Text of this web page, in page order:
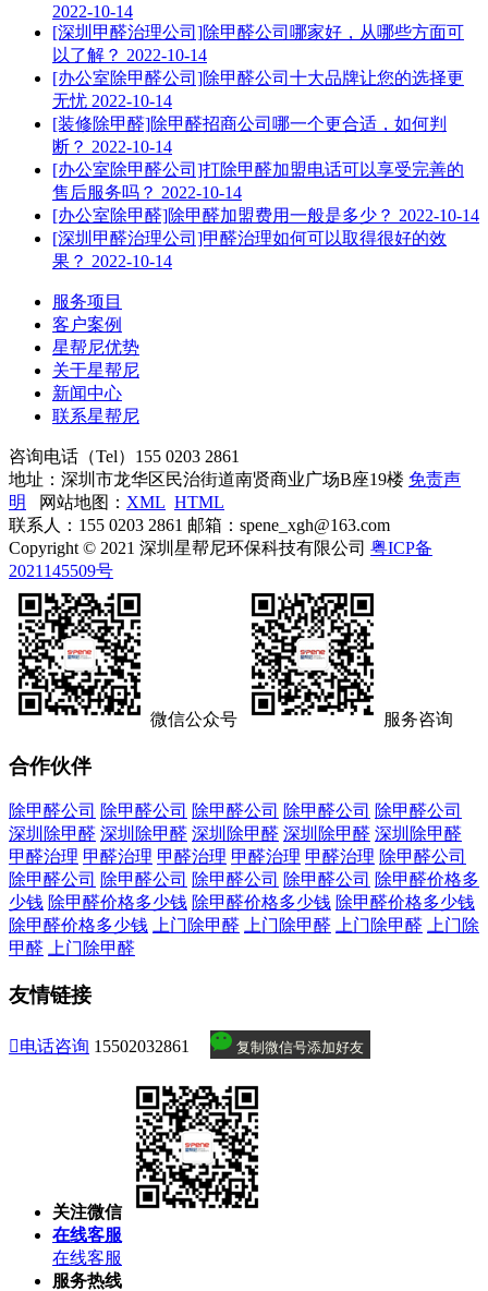
2022-10-14
[深圳甲醛治理公司]除甲醛公司哪家好，从哪些方面可
以了解？ 2022-10-14
[办公室除甲醛公司]除甲醛公司十大品牌让您的选择更
无忧 2022-10-14
[装修除甲醛]除甲醛招商公司哪一个更合适，如何判
断？ 2022-10-14
[办公室除甲醛公司]打除甲醛加盟电话可以享受完善的
售后服务吗？ 2022-10-14
[办公室除甲醛]除甲醛加盟费用一般是多少？ 2022-10-14
[深圳甲醛治理公司]甲醛治理如何可以取得很好的效
果？ 2022-10-14
服务项目
客户案例
星帮尼优势
关于星帮尼
新闻中心
联系星帮尼
咨询电话（Tel） 155 0203 2861
地址：深圳市龙华区民治街道南贤商业广场B座19楼 免责声
明
网站地图： XML HTML
联系人：155 0203 2861 邮箱：spene_xgh@163.com
Copyright © 2021 深圳星帮尼环保科技有限公司 粤ICP备
2021145509号
微信公众号 服务咨询
合作伙伴
除甲醛公司 除甲醛公司 除甲醛公司 除甲醛公司 除甲醛公司
深圳除甲醛 深圳除甲醛 深圳除甲醛 深圳除甲醛 深圳除甲醛
甲醛治理 甲醛治理 甲醛治理 甲醛治理 甲醛治理 除甲醛公司
除甲醛公司 除甲醛公司 除甲醛公司 除甲醛公司 除甲醛价格多
少钱 除甲醛价格多少钱 除甲醛价格多少钱 除甲醛价格多少钱
除甲醛价格多少钱
上门除甲醛 上门除甲醛 上门除甲醛
上门除
甲醛
上门除甲醛
友情链接
电话咨询 15502032861 复制微信号添加好友
关注微信
在线客服
在线客服
服务热线